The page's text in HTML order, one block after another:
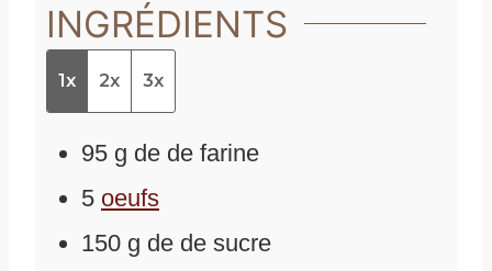
INGRÉDIENTS
1x 2x 3x
95 g de de farine
5 oeufs
150 g de de sucre